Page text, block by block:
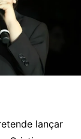
lançar